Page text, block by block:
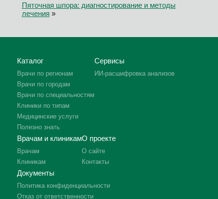
Пяточная шпора: диагностирование и методы
лечения »
Каталог
Врачи по регионам
Врачи по городам
Врачи по специальностям
Клиники по типам
Медицинские услуги
Полезно знать
Сервисы
ИИ-расшифровка анализов
Врачам и клиникам
Врачам
Клиникам
О проекте
О сайте
Контакты
Документы
Политика конфиденциальности
Отказ от ответственности